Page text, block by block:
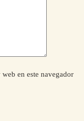
en este navegador